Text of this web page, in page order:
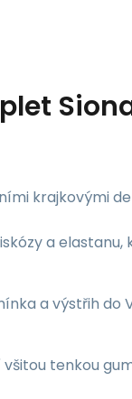
krajkovými
a
a výstřih do
tenkou